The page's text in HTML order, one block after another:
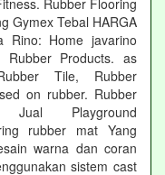
Rubber Flooring
Gymex Tebal HARGA
Rino: Home javarino
Rubber Products. as
Tile, Rubber
on rubber. Rubber
Playground
rubber mat Yang
warna dan coran
sistem cast